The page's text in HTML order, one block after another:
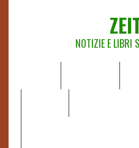
NOTIZIE E LIBRI